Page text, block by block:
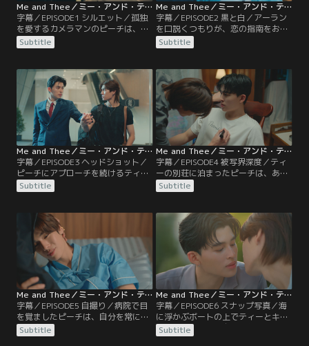
Me and Thee／ミー・アンド・ティー 第01話／字幕
字幕／EPISODE1 シルエット／孤独
を愛するカメラマンのピーチは、あ
る日妹プラップが働く香水ブランド
の撮影を頼まれ、仲のいいモデルの
上げでピーチが、マフィアのような
男たちに囲まれるアーランを見つけ
助けようとすると、そこへ“ボス”と
呼ばれるティーが現れ…。
Subtitle
Me and Thee／ミー・アンド・ティー 第02話／字幕
字幕／EPISODE2 黒と白／アーラン
を口説くつもりが、恋の指南をお願
いしたピーチにほれてしまったティ
ー。頻繁にピーチの家を訪れ、傷の
するようになる。ある日、ティーは
ピーチに花束を贈るが、ティーの好
意に気付かないピーチはアーラン宛
ての花束だと思い込み…。
Subtitle
Me and Thee／ミー・アンド・ティー 第03話／字幕
字幕／EPISODE3 ヘッドショット／
ピーチにアプローチを続けるティー
の目の前に、突然厳格な父親が現れ
る。香港に住む両親が帰国したこと
が、母親からかけられた言葉をきっ
かけに、改めてピーチへの愛を確認
する。一方、アーランはタワンと特
別商品の撮影をすることになり…。
Subtitle
Me and Thee／ミー・アンド・ティー 第04話／字幕
字幕／EPISODE4 被写界深度／ティ
ーの別荘に泊まったピーチは、あま
りにも豪勢な暮らしに衝撃を受け
る。ピーチは、ティーに普通の暮ら
修生として連れていき、2人は充実
した時間を過ごす。翌日、ウィウィ
ットがピーチをチームから外し、別
のカメラマンを雇ったと知ったティ
ーは…。
Subtitle
Me and Thee／ミー・アンド・ティー 第05話／字幕
字幕／EPISODE5 自撮り／病院で目
を覚ましたピーチは、自分を常に心
配し守ってくれるティーの顔を見て
安心し、思わず涙を流す。退院後、
Subtitle
Me and Thee／ミー・アンド・ティー 第06話／字幕
字幕／EPISODE6 スナップ写真／海
に浮かぶボートの上でティーとキス
をしたピーチは、自分の気持ちが分
からずティーを押し返してしまう。
Subtitle